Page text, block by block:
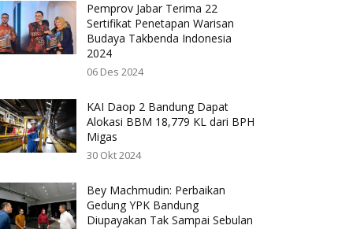
Pemprov Jabar Terima 22
Sertifikat Penetapan Warisan
Budaya Takbenda Indonesia
2024
06 Des 2024
KAI Daop 2 Bandung Dapat
Alokasi BBM 18,779 KL dari BPH
Migas
30 Okt 2024
Bey Machmudin: Perbaikan
Gedung YPK Bandung
Diupayakan Tak Sampai Sebulan